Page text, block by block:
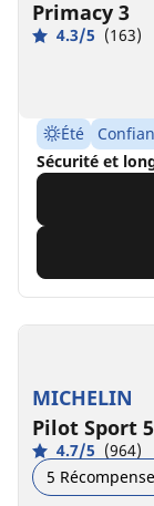
Primacy 3
4.3/5 (163)
Été
Sécurité et
MICHELIN
Pilot Sport 5
4.7/5 (964)
5